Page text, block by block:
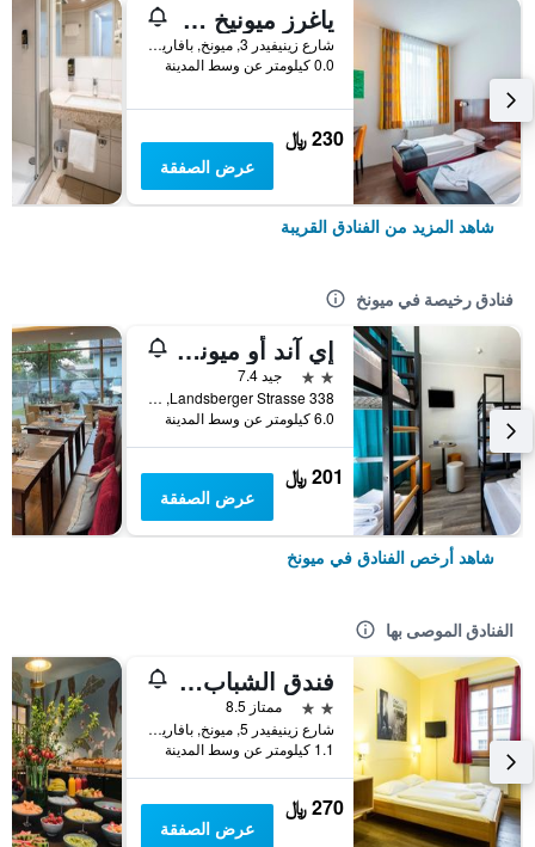
ياغرز ميونيخ (فندق/بيت الشباب)
شارع زينيفيدر 3, ميونخ, بافاريا, ألمانيا
0.0 كيلومتر عن وسط المدينة
230 ﷼
عرض الصفقة
شاهد المزيد من الفنادق القريبة
فنادق رخيصة في ميونخ
إي آند أو ميونيخ لايم
2 نجمتين
جيد 7.4
Landsberger Strasse 338, ميونخ, بافاريا, ألمانيا
6.0 كيلومتر عن وسط المدينة
201 ﷼
عرض الصفقة
شاهد أرخص الفنادق في ميونخ
الفنادق الموصى بها
فندق الشباب يورو ميونيخ
2 نجمتين
ممتاز 8.5
شارع زينيفيدر 5, ميونخ, بافاريا, ألمانيا
1.1 كيلومتر عن وسط المدينة
270 ﷼
عرض الصفقة